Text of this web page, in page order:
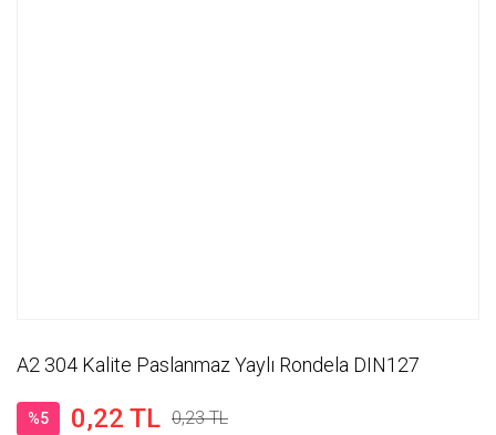
A2 304 Kalite Paslanmaz Yaylı Rondela DIN127
%5 0,22 TL 0,23 TL